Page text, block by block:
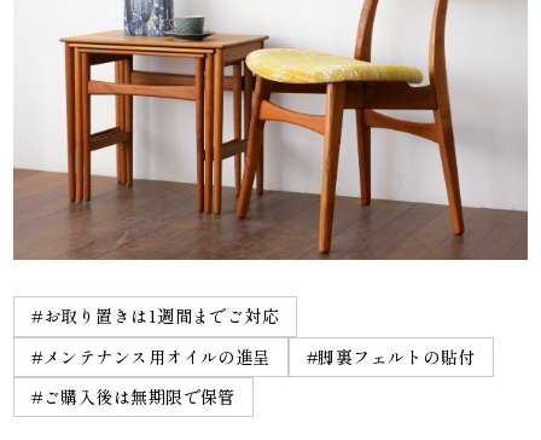
#お取り置きは1週間までご対応
#メンテナンス用オイルの進呈
#脚裏フェルトの貼付
#ご購入後は無期限で保管